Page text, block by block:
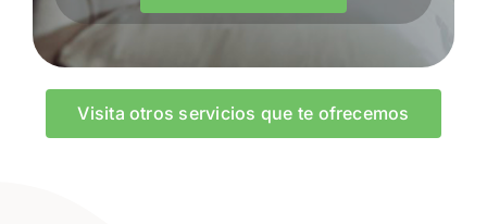
Visita otros servicios que te ofrecemos